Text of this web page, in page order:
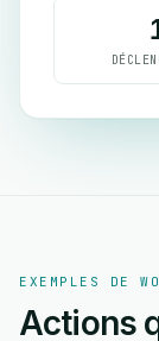
EXEMPLES DE
Actions